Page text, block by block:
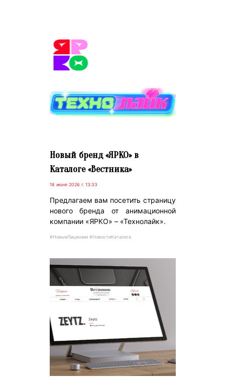
Новый бренд «ЯРКО» в
Каталоге «Вестника»
18 июня 2026 г. 13:33
Предлагаем вам посетить страницу
нового бренда от анимационной
компании «ЯРКО» – «Технолайк».
#НовыеЛицензии #НовостиКаталога